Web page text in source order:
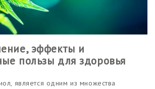
эффекты и
пользы для здоровья
является одним из множества